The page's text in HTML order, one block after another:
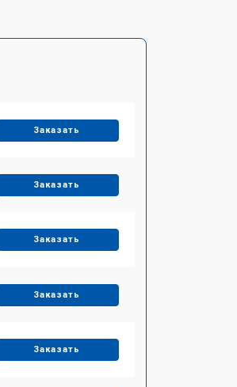
Заказать
Заказать
Заказать
Заказать
Заказать